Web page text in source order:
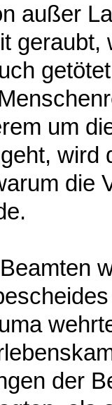
außer
um
wird
die
der